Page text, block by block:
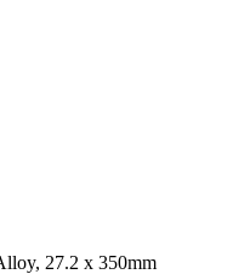
27.2 x 350mm